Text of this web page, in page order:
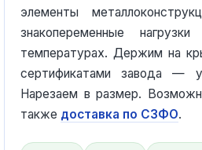
элементы
знакопеременные
температурах. Держим на
сертификатами завода —
Нарезаем в размер.
также доставка по СЗФО.